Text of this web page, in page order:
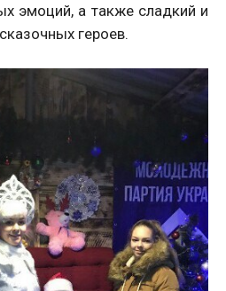
эмоций, а также сладкий и
героев.